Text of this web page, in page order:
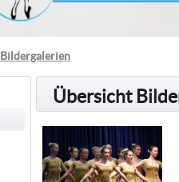
Bildergalerien
Übersicht